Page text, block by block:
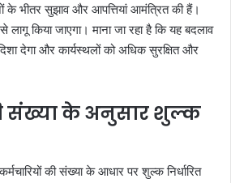
के भीतर सुझाव और आपत्तियां आमंत्रित की हैं।
किया जाएगा। माना जा रहा है कि यह बदलाव
देगा और कार्यस्थलों को अधिक सुरक्षित और
संख्या के अनुसार शुल्क
की संख्या के आधार पर शुल्क निर्धारित